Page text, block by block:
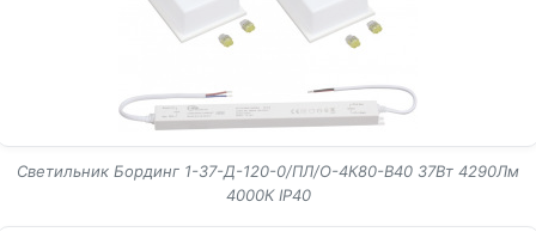
Светильник Бординг 1-37-Д-120-0/ПЛ/О-4К80-В40 37Вт 4290Лм
4000К IP40